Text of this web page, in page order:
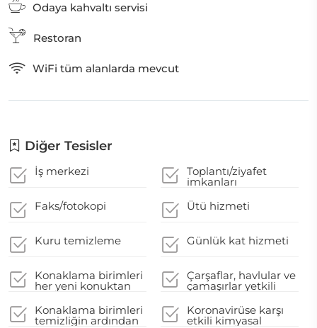
Odaya kahvaltı servisi
Restoran
WiFi tüm alanlarda mevcut
Diğer Tesisler
İş merkezi Toplantı/ziyafet
imkanları
Faks/fotokopi
Ütü hizmeti
Kuru temizleme Günlük kat hizmeti
Konaklama birimleri
her yeni konuktan
edilir
Çarşaflar, havlular ve
çamaşırlar yetkili
talimatlarına uygun
şekilde yıkanır
Konaklama birimleri
temizliğin ardından
Koronavirüse karşı
etkili kimyasal